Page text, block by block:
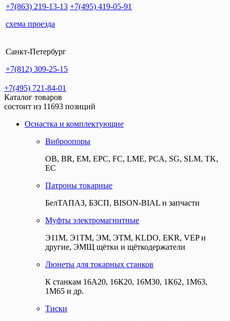
+7(863) 219-13-13
схема проезда
+7(495) 419-05-91
Санкт-Петербург
+7(812) 309-25-15
+7(495) 721-84-01
Каталог товаров
состоит из 11693 позиций
Оснастка и комплектующие
Виброопоры
ОВ, BR, EM, EPC, FC, LME, PCA, SG, SLM, TK,
EC
Патроны токарные
БелТАПАЗ, БЗСП, BISON-BIAL и запчасти
Муфты электромагнитные
Э11М, Э1ТМ, ЭМ, ЭТМ, KLDO, EKR, VEP и
другие, ЭМЩ щётки и щёткодержатели
Люнеты для токарных станков
К станкам 16А20, 16К20, 16М30, 1К62, 1М63,
1М65 и др.
Тиски